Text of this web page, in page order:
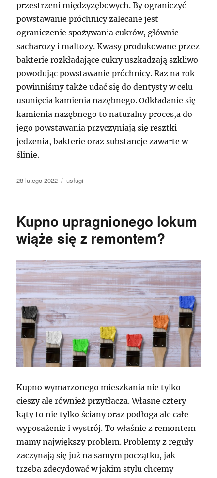
przestrzeni międzyzębowych. By ograniczyć
powstawanie próchnicy zalecane jest
ograniczenie spożywania cukrów, głównie
sacharozy i maltozy. Kwasy produkowane przez
bakterie rozkładające cukry uszkadzają szkliwo
powodując powstawanie próchnicy. Raz na rok
powinniśmy także udać się do dentysty w celu
usunięcia kamienia nazębnego. Odkładanie się
kamienia nazębnego to naturalny proces,a do
jego powstawania przyczyniają się resztki
jedzenia, bakterie oraz substancje zawarte w
ślinie.
Data
28 lutego 2022 Kategorie
usługi
Kupno upragnionego lokum
wiąże się z remontem?
Kupno wymarzonego mieszkania nie tylko
cieszy ale również przytłacza. Własne cztery
kąty to nie tylko ściany oraz podłoga ale całe
wyposażenie i wystrój. To właśnie z remontem
mamy największy problem. Problemy z reguły
zaczynają się już na samym początku, jak
trzeba zdecydować w jakim stylu chcemy